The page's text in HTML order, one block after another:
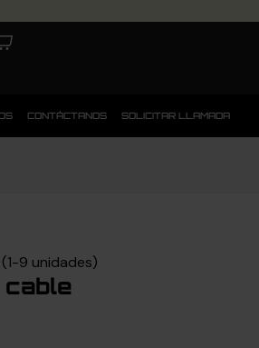
CONTÁCTANOS SOLICITAR LLAMADA
(1-9 unidades)
cable